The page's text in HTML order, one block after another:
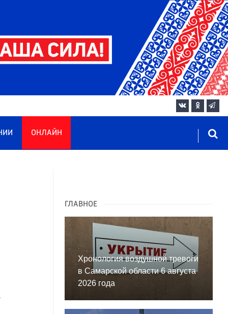
ОНЛАЙН
ГЛАВНОЕ
Хронология воздушной тревоги
в Самарской области 6 августа
2026 года